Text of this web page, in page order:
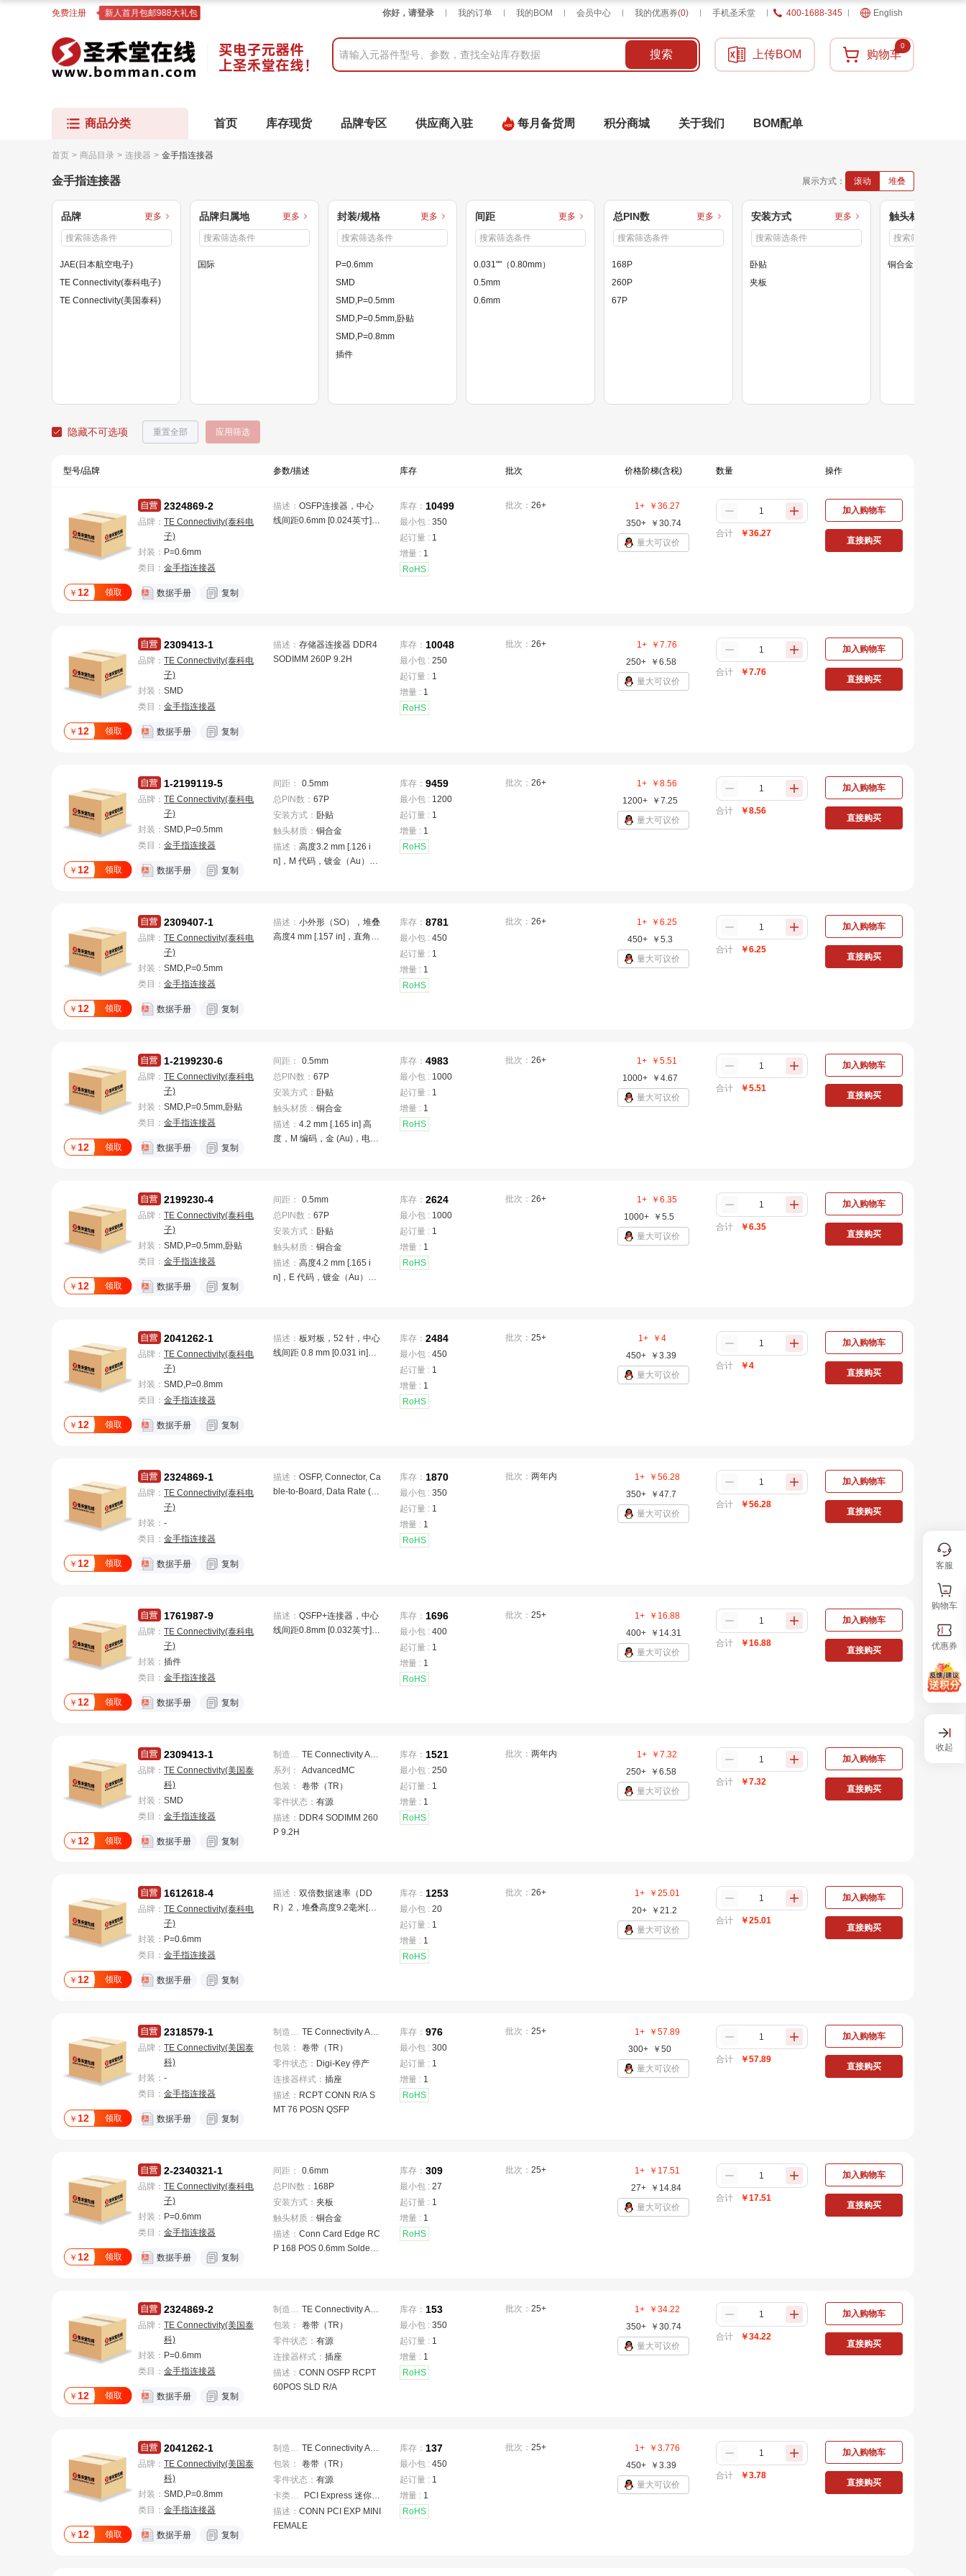
免费注册 新人首月包邮988大礼包 你好，请登录 我的订单 我的BOM 会员中心 我的优惠券(0) 手机圣禾堂 400-1688-345 English
搜索 上传BOM 购物车
0
商品分类 首页 库存现货 品牌专区 供应商入驻 每月备货周 积分商城 关于我们 BOM配单
首页 > 商品目录 > 连接器 > 金手指连接器
金手指连接器 展示方式： 滚动 堆叠
品牌 更多
JAE(日本航空电子)
TE Connectivity(泰科电子)
TE Connectivity(美国泰科)
品牌归属地 更多
国际
封装/规格 更多
P=0.6mm
SMD
SMD,P=0.5mm
SMD,P=0.5mm,卧贴
SMD,P=0.8mm
插件
间距 更多
0.031""（0.80mm）
0.5mm
0.6mm
总PIN数 更多
168P
260P
67P
安装方式 更多
卧贴
夹板
触头材质
铜合金
隐藏不可选项 重置全部 应用筛选
型号/品牌 参数/描述 库存 批次 价格阶梯(含税) 数量 操作
2324869-2
品牌： TE Connectivity(泰科电
子)
封装： P=0.6mm
类目： 金手指连接器
￥ 12 领取 数据手册 复制
描述： OSFP连接器，中心
线间距0.6mm [0.024英寸]，
库存： 10499
最小包 :350
起订量 : 1
增量 : 1
RoHS
批次： 26+ 1+ ￥36.27
350+
￥ 30.74
量大可议价
合计 ￥36.27
加入购物车
直接购买
2309413-1
品牌： TE Connectivity(泰科电
子)
封装： SMD
类目： 金手指连接器
￥ 12 领取 数据手册 复制
描述： 存储器连接器 DDR4
SODIMM 260P 9.2H
库存： 10048
最小包 :250
起订量 : 1
增量 : 1
RoHS
批次： 26+ 1+ ￥ 7.76
250+
￥6.58
量大可议价
合计 ￥7.76
加入购物车
直接购买
1-2199119-5
品牌： TE Connectivity(泰科电
子)
封装： SMD,P=0.5mm
类目： 金手指连接器
￥ 12 领取 数据手册 复制
间距 ：
0.5mm
总PIN数 ： 67P
安装方式： 卧贴
触头材质： 铜合金
描述： 高度3.2 mm [.126 i
n]，M 代码，镀金（Au），
库存：9459
最小包 : 1200
起订量 : 1
增量 : 1
RoHS
批次： 26+ 1+ ￥ 8.56
1200+
￥ 7.25
量大可议价
合计 ￥8.56
加入购物车
直接购买
2309407-1
品牌： TE Connectivity(泰科电
子)
封装： SMD,P=0.5mm
类目： 金手指连接器
￥ 12 领取 数据手册 复制
描述： 小外形（SO），堆叠
高度4 mm [.157 in]，直角模
库存：8781
最小包 :450
起订量 : 1
增量 : 1
RoHS
批次： 26+ 1+ ￥ 6.25
450+
￥5.3
量大可议价
合计 ￥6.25
加入购物车
直接购买
1-2199230-6
品牌： TE Connectivity(泰科电
子)
封装： SMD,P=0.5mm,卧贴
类目： 金手指连接器
￥ 12 领取 数据手册 复制
间距 ：
0.5mm
总PIN数 ： 67P
安装方式： 卧贴
触头材质： 铜合金
描述： 4.2 mm [.165 in] 高
度，M 编码，金 (Au)，电
库存：4983
最小包 : 1000
起订量 : 1
增量 : 1
RoHS
批次： 26+ 1+ ￥ 5.51
1000+
￥ 4.67
量大可议价
合计 ￥5.51
加入购物车
直接购买
2199230-4
品牌： TE Connectivity(泰科电
子)
封装： SMD,P=0.5mm,卧贴
类目： 金手指连接器
￥ 12 领取 数据手册 复制
间距 ：
0.5mm
总PIN数 ： 67P
安装方式： 卧贴
触头材质： 铜合金
描述： 高度4.2 mm [.165 i
n]，E 代码，镀金（Au），
库存：2624
最小包 : 1000
起订量 : 1
增量 : 1
RoHS
批次： 26+ 1+ ￥ 6.35
1000+
￥ 5.5
量大可议价
合计 ￥6.35
加入购物车
直接购买
2041262-1
品牌： TE Connectivity(泰科电
子)
封装： SMD,P=0.8mm
类目： 金手指连接器
￥ 12 领取 数据手册 复制
描述： 板对板，52 针，中心
线间距 0.8 mm [0.031 in]，
库存：2484
最小包 :450
起订量 : 1
增量 : 1
RoHS
批次： 25+ 1+ ￥4
450+
￥3.39
量大可议价
合计 ￥4
加入购物车
直接购买
2324869-1
品牌： TE Connectivity(泰科电
子)
封装： -
类目： 金手指连接器
￥ 12 领取 数据手册 复制
描述： OSFP, Connector, Ca
ble-to-Board, Data Rate (M
库存： 1870
最小包 :350
起订量 : 1
增量 : 1
RoHS
批次： 两年内 1+ ￥56.28
350+
￥47.7
量大可议价
合计 ￥56.28
加入购物车
直接购买
1761987-9
品牌： TE Connectivity(泰科电
子)
封装： 插件
类目： 金手指连接器
￥ 12 领取 数据手册 复制
描述： QSFP+连接器，中心
线间距0.8mm [0.032英寸]，
库存： 1696
最小包 :400
起订量 : 1
增量 : 1
RoHS
批次： 25+ 1+ ￥ 16.88
400+
￥ 14.31
量大可议价
合计 ￥16.88
加入购物车
直接购买
2309413-1
品牌： TE Connectivity(美国泰
科)
封装： SMD
类目： 金手指连接器
￥ 12 领取 数据手册 复制
制造商 ：
TE Connectivity AMP Connectors
系列 ：
AdvancedMC
包装 ：
卷带（TR）
零件状态 ： 有源
描述： DDR4 SODIMM 260
P 9.2H
库存： 1521
最小包 :250
起订量 : 1
增量 : 1
RoHS
批次： 两年内 1+ ￥ 7.32
250+
￥6.58
量大可议价
合计 ￥7.32
加入购物车
直接购买
1612618-4
品牌： TE Connectivity(泰科电
子)
封装： P=0.6mm
类目： 金手指连接器
￥ 12 领取 数据手册 复制
描述： 双倍数据速率（DD
R）2，堆叠高度9.2毫米[0.3
库存： 1253
最小包 :20
起订量 : 1
增量 : 1
RoHS
批次： 26+ 1+ ￥25.01
20+
￥21.2
量大可议价
合计 ￥25.01
加入购物车
直接购买
2318579-1
品牌： TE Connectivity(美国泰
科)
封装： -
类目： 金手指连接器
￥ 12 领取 数据手册 复制
制造商 ：
TE Connectivity AMP Connectors
包装 ：
卷带（TR）
零件状态 ： Digi-Key 停产
连接器样式： 插座
描述： RCPT CONN R/A S
MT 76 POSN QSFP
库存：976
最小包 :300
起订量 : 1
增量 : 1
RoHS
批次： 25+ 1+ ￥57.89
300+
￥50
量大可议价
合计 ￥57.89
加入购物车
直接购买
2-2340321-1
品牌： TE Connectivity(泰科电
子)
封装： P=0.6mm
类目： 金手指连接器
￥ 12 领取 数据手册 复制
间距 ：
0.6mm
总PIN数 ： 168P
安装方式： 夹板
触头材质： 铜合金
描述： Conn Card Edge RC
P 168 POS 0.6mm Solder S
库存：309
最小包 :27
起订量 : 1
增量 : 1
RoHS
批次： 25+ 1+ ￥ 17.51
27+
￥ 14.84
量大可议价
合计 ￥17.51
加入购物车
直接购买
2324869-2
品牌： TE Connectivity(美国泰
科)
封装： P=0.6mm
类目： 金手指连接器
￥ 12 领取 数据手册 复制
制造商 ：
TE Connectivity AMP Connectors
包装 ：
卷带（TR）
零件状态 ： 有源
连接器样式： 插座
描述： CONN OSFP RCPT
60POS SLD R/A
库存： 153
最小包 :350
起订量 : 1
增量 : 1
RoHS
批次： 25+ 1+ ￥34.22
350+
￥ 30.74
量大可议价
合计 ￥34.22
加入购物车
直接购买
2041262-1
品牌： TE Connectivity(美国泰
科)
封装： SMD,P=0.8mm
类目： 金手指连接器
￥ 12 领取 数据手册 复制
制造商 ：
TE Connectivity AMP Connectors
包装 ：
卷带（TR）
零件状态 ： 有源
卡类型 ：
PCI Express 迷你型卡
描述： CONN PCI EXP MINI
FEMALE
库存： 137
最小包 :450
起订量 : 1
增量 : 1
RoHS
批次： 25+ 1+ ￥3.776
450+
￥3.39
量大可议价
合计 ￥3.78
加入购物车
直接购买
客服
购物车
优惠券
收起